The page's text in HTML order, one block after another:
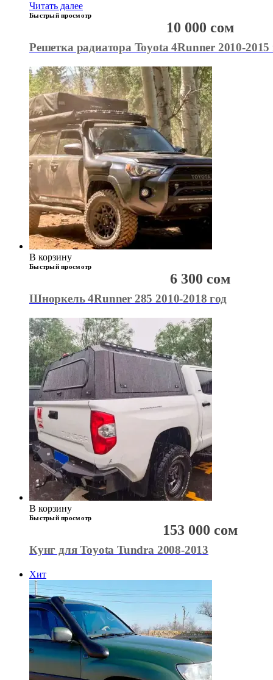
Читать далее
Быстрый просмотр
Решетка радиатора Toyota 4Runner 2010-2015
10 000 сом
В корзину
Быстрый просмотр
Шноркель 4Runner 285 2010-2018 год
6 300 сом
В корзину
Быстрый просмотр
Кунг для Toyota Tundra 2008-2013
153 000 сом
Хит